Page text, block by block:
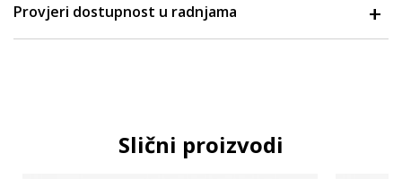
Provjeri dostupnost u radnjama
Slični proizvodi